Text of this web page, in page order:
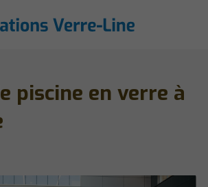
piscine en verre à